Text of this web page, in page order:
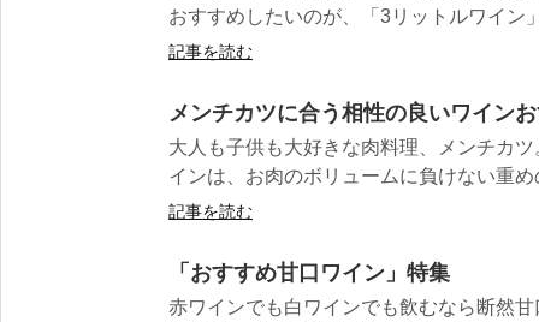
おすすめしたいのが、「3リットルワイン
記事を読む
メンチカツに合う相性の良いワイン
大人も子供も大好きな肉料理、メンチカ
インは、お肉のボリュームに負けない重
記事を読む
「おすすめ甘口ワイン」特集
赤ワインでも白ワインでも飲むなら断然